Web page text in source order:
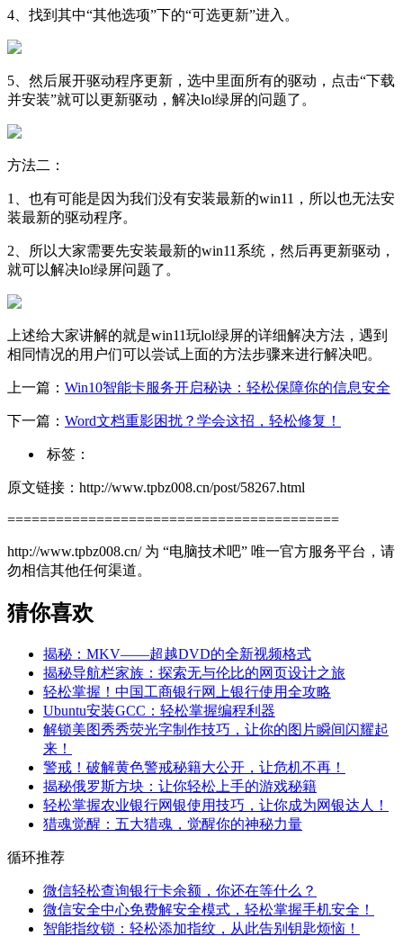
4、找到其中“其他选项”下的“可选更新”进入。
5、然后展开驱动程序更新，选中里面所有的驱动，点击“下载
并安装”就可以更新驱动，解决lol绿屏的问题了。
方法二：
1、也有可能是因为我们没有安装最新的win11，所以也无法安
装最新的驱动程序。
2、所以大家需要先安装最新的win11系统，然后再更新驱动，
就可以解决lol绿屏问题了。
上述给大家讲解的就是win11玩lol绿屏的详细解决方法，遇到
相同情况的用户们可以尝试上面的方法步骤来进行解决吧。
上一篇： Win10智能卡服务开启秘诀：轻松保障你的信息安全
下一篇： Word文档重影困扰？学会这招，轻松修复！
标签：
原文链接：http://www.tpbz008.cn/post/58267.html
=========================================
http://www.tpbz008.cn/ 为 “电脑技术吧” 唯一官方服务平台，请
勿相信其他任何渠道。
猜你喜欢
揭秘：MKV——超越DVD的全新视频格式
揭秘导航栏家族：探索无与伦比的网页设计之旅
轻松掌握！中国工商银行网上银行使用全攻略
Ubuntu安装GCC：轻松掌握编程利器
解锁美图秀秀荧光字制作技巧，让你的图片瞬间闪耀起
来！
警戒！破解黄色警戒秘籍大公开，让危机不再！
揭秘俄罗斯方块：让你轻松上手的游戏秘籍
轻松掌握农业银行网银使用技巧，让你成为网银达人！
猎魂觉醒：五大猎魂，觉醒你的神秘力量
循环推荐
微信轻松查询银行卡余额，你还在等什么？
微信安全中心免费解安全模式，轻松掌握手机安全！
智能指纹锁：轻松添加指纹，从此告别钥匙烦恼！